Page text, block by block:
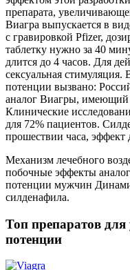
препарата,
Виагра выпускается в
с гравировкой Pfizer,
таблетку нужно за 40
длится до 4 часов. Для
сексуальная стимуляция.
потенции вызвано:
аналог Виагры, имеющий
Клинические
для 72% пациентов.
прошествии часа, эффект
Механизм лечебного
побочные эффекты
потенции мужчин
силденафила.
Топ препаратов
потенции